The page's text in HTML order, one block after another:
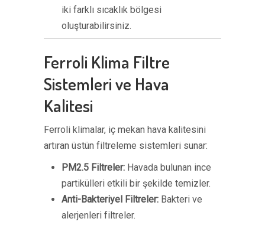
iki farklı sıcaklık bölgesi
oluşturabilirsiniz.
Ferroli Klima Filtre
Sistemleri ve Hava
Kalitesi
Ferroli klimalar, iç mekan hava kalitesini
artıran üstün filtreleme sistemleri sunar:
PM2.5 Filtreler: Havada bulunan ince
partikülleri etkili bir şekilde temizler.
Anti-Bakteriyel Filtreler: Bakteri ve
alerjenleri filtreler.